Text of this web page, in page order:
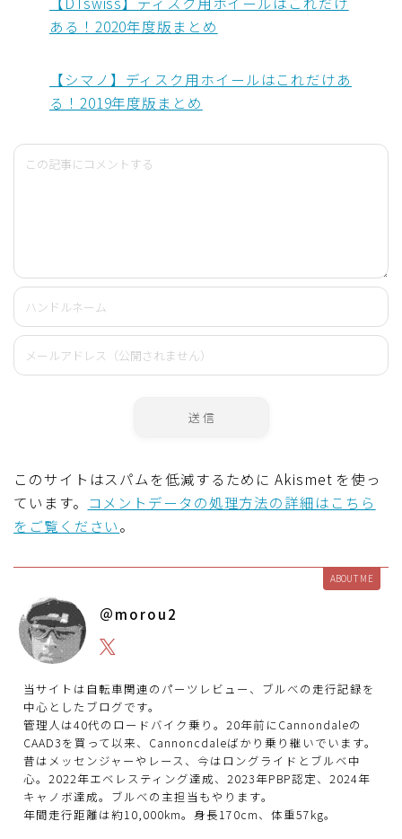
ある！2020年度版まとめ
【シマノ】ディスク用ホイールはこれだけあ
る！2019年度版まとめ
このサイトはスパムを低減するために Akismet を使っ
ています。 コメントデータの処理方法の詳細はこちら
をご覧ください。
ABOUT ME
＠morou2
当サイトは自転車関連のパーツレビュー、ブルべの走行記録を
中心としたブログです。
管理人は40代のロードバイク乗り。20年前にCannondaleの
CAAD3を買って以来、Cannoncdaleばかり乗り継いでいます。
昔はメッセンジャーやレース、今はロングライドとブルベ中
心。2022年エベレスティング達成、2023年PBP認定、2024年
キャノボ達成。ブルべの主担当もやります。
年間走行距離は約10,000km。身長170cm、体重57kg。